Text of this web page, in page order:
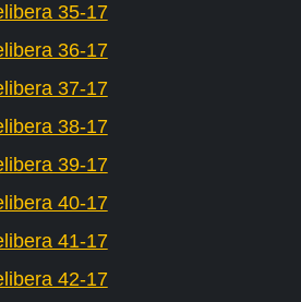
35-17
36-17
37-17
38-17
39-17
40-17
41-17
42-17